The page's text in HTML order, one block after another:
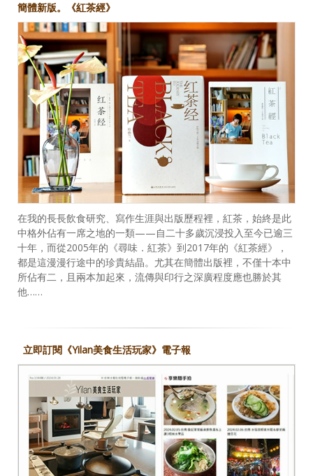
簡體新版。《紅茶經》
在我的長長飲食研究、寫作生涯與出版歷程裡，紅茶，始終是此
中格外佔有一席之地的一類——自二十多歲沉浸投入至今已逾三
十年，而從2005年的《尋味．紅茶》到2017年的《紅茶經》，
都是這漫漫行途中的珍貴結晶。尤其在簡體出版裡，不僅十本中
所佔有二，且兩本加起來，流傳與印行之深廣程度應也勝於其
他……
立即訂閱《Yilan美食生活玩家》電子報